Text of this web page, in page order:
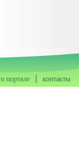
о портале контакты